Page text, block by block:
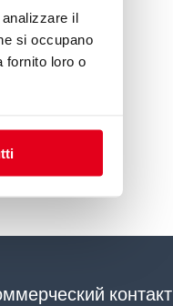
il
si occupano
fornito loro o
с вами, как
контакт